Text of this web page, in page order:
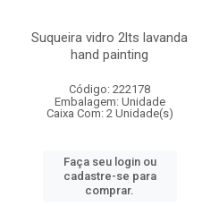
Suqueira vidro 2lts lavanda
hand painting
Código: 222178
Embalagem: Unidade
Caixa Com: 2 Unidade(s)
Faça seu login ou
cadastre-se para
comprar.